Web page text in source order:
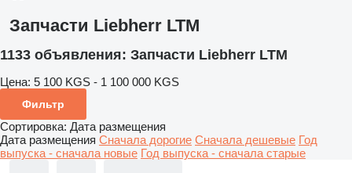
Запчасти Liebherr LTM
1133 объявления: Запчасти Liebherr LTM
Цена: 5 100 KGS - 1 100 000 KGS
Фильтр
Сортировка: Дата размещения
Дата размещения Сначала дорогие Сначала дешевые Год
выпуска - сначала новые Год выпуска - сначала старые